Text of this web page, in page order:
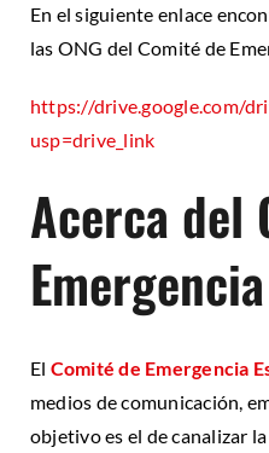
En el siguiente enlace
las ONG del Comité de
https://drive.google.com/
usp=drive_link
Acerca del
El Comité de Emergencia
medios de comunicación,
objetivo es el de canalizar